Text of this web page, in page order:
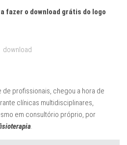
fazer o download grátis do logo
download
profissionais, chegou a hora de
clínicas multidisciplinares,
em consultório próprio, por
.